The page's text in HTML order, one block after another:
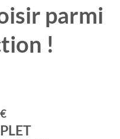
parmi
!